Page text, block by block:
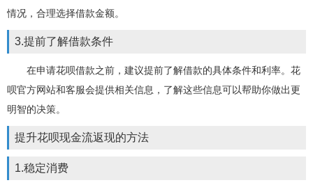
情况，合理选择借款金额。
3.提前了解借款条件
在申请花呗借款之前，建议提前了解借款的具体条件和利率。花
呗官方网站和客服会提供相关信息，了解这些信息可以帮助你做出更
明智的决策。
提升花呗现金流返现的方法
1.稳定消费